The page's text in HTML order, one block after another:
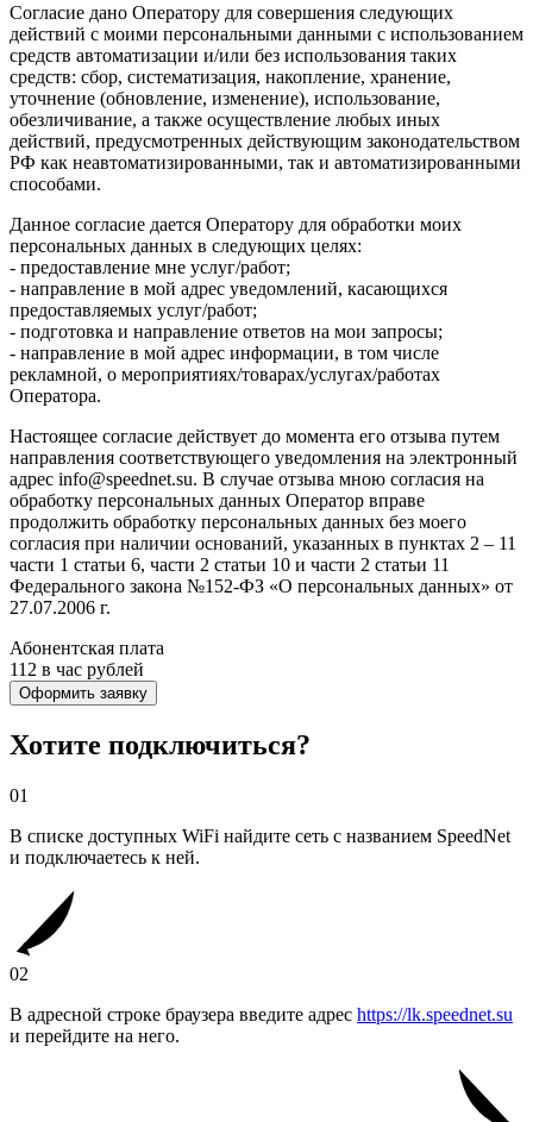
Согласие дано Оператору для совершения следующих
действий с моими персональными данными с использованием
средств автоматизации и/или без использования таких
средств: сбор, систематизация, накопление, хранение,
уточнение (обновление, изменение), использование,
обезличивание, а также осуществление любых иных
действий, предусмотренных действующим законодательством
РФ как неавтоматизированными, так и автоматизированными
способами.
Данное согласие дается Оператору для обработки моих
персональных данных в следующих целях:
- предоставление мне услуг/работ;
- направление в мой адрес уведомлений, касающихся
предоставляемых услуг/работ;
- подготовка и направление ответов на мои запросы;
- направление в мой адрес информации, в том числе
рекламной, о мероприятиях/товарах/услугах/работах
Оператора.
Настоящее согласие действует до момента его отзыва путем
направления соответствующего уведомления на электронный
адрес info@speednet.su. В случае отзыва мною согласия на
обработку персональных данных Оператор вправе
продолжить обработку персональных данных без моего
согласия при наличии оснований, указанных в пунктах 2 – 11
части 1 статьи 6, части 2 статьи 10 и части 2 статьи 11
Федерального закона №152-ФЗ «О персональных данных» от
27.07.2006 г.
Абонентская плата
112 в час рублей
Оформить заявку
Хотите подключиться?
01
В списке доступных WiFi найдите сеть с названием SpeedNet
и подключаетесь к ней.
02
В адресной строке браузера введите адрес https://lk.speednet.su
и перейдите на него.